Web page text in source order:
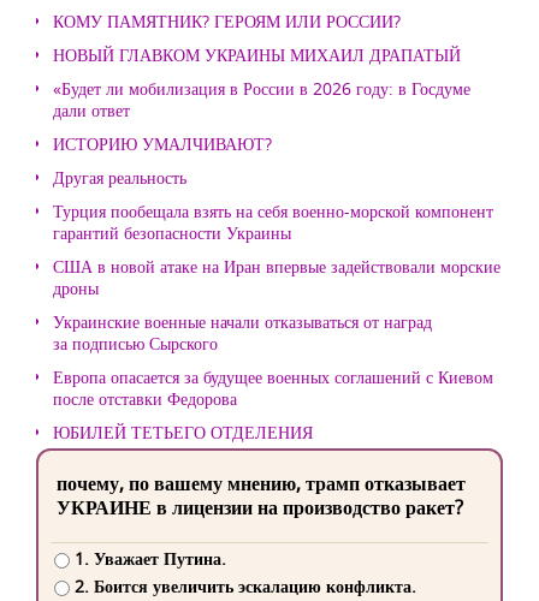
КОМУ ПАМЯТНИК? ГЕРОЯМ ИЛИ РОССИИ?
НОВЫЙ ГЛАВКОМ УКРАИНЫ МИХАИЛ ДРАПАТЫЙ
«Будет ли мобилизация в России в 2026 году: в Госдуме
дали ответ
ИСТОРИЮ УМАЛЧИВАЮТ?
Другая реальность
Турция пообещала взять на себя военно-морской компонент
гарантий безопасности Украины
США в новой атаке на Иран впервые задействовали морские
дроны
Украинские военные начали отказываться от наград
за подписью Сырского
Европа опасается за будущее военных соглашений с Киевом
после отставки Федорова
ЮБИЛЕЙ ТЕТЬЕГО ОТДЕЛЕНИЯ
почему, по вашему мнению, трамп отказывает
УКРАИНЕ в лицензии на производство ракет?
1. Уважает Путина.
2. Боится увеличить эскалацию конфликта.